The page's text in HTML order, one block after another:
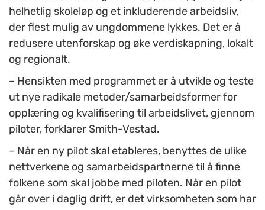
helhetlig skoleløp og et inkluderende arbeidsliv,
der flest mulig av ungdommene lykkes. Det er å
redusere utenforskap og øke verdiskapning, lokalt
og regionalt.
– Hensikten med programmet er å utvikle og teste
ut nye radikale metoder/samarbeidsformer for
opplæring og kvalifisering til arbeidslivet, gjennom
piloter, forklarer Smith-Vestad.
– Når en ny pilot skal etableres, benyttes de ulike
nettverkene og samarbeidspartnerne til å finne
folkene som skal jobbe med piloten. Når en pilot
går over i daglig drift, er det virksomheten som har